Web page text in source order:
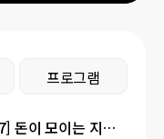
프로그램
[공통] [금융교육] [재무관리_8/27] 돈이 모이는 지출관리 (8/10부터 접수)